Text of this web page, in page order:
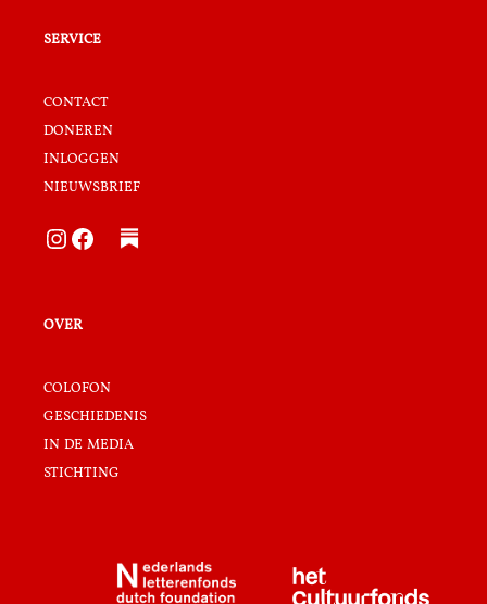
service
contact
doneren
inloggen
nieuwsbrief
Instagram Facebook
over
colofon
geschiedenis
in de media
stichting